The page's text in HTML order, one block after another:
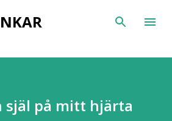
till huvudinnehåll
själ på mitt hjärta